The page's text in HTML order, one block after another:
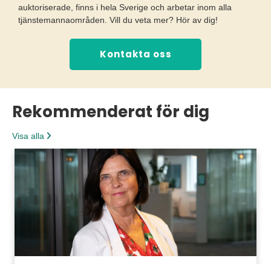
auktoriserade, finns i hela Sverige och arbetar inom alla
tjänstemannaområden. Vill du veta mer? Hör av dig!
Kontakta oss
Rekommenderat för dig
Visa alla